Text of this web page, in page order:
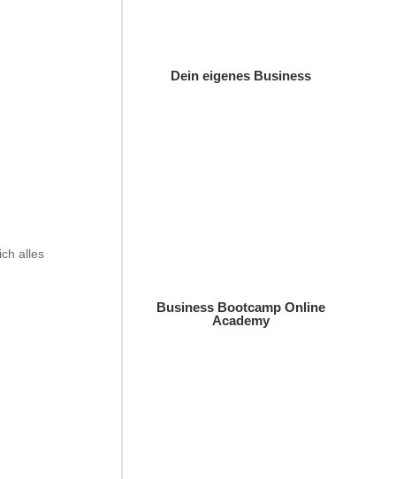
alles
Dein eigenes Business
Business Bootcamp Online
Academy